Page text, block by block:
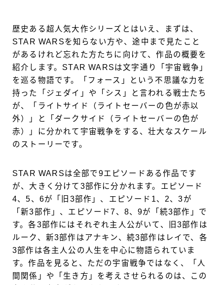
歴史ある超人気大作シリーズとはいえ、まずは、
STAR WARSを知らない方や、途中まで見たこと
があるけれど忘れた方たちに向けて、作品の概要を
紹介します。STAR WARSは文字通り「宇宙戦争」
を巡る物語です。「フォース」という不思議な力を
持った「ジェダイ」や「シス」と言われる戦士たち
が、「ライトサイド（ライトセーバーの色が赤以
外）」と「ダークサイド（ライトセーバーの色が
赤）」に分かれて宇宙戦争をする、壮大なスケール
のストーリーです。
STAR WARSは全部で9エピソードある作品です
が、大きく分けて3部作に分かれます。エピソード
4、5、6が「旧3部作」、エピソード1、2、3が
「新3部作」、エピソード7、8、9が「続3部作」で
す。各3部作にはそれぞれ主人公がいて、旧3部作は
ルーク、新3部作はアナキン、続3部作はレイで、各
3部作は各主人公の人生を中心に物語られていま
す。作品を見ると、ただの宇宙戦争ではなく、「人
間関係」や「生き方」を考えさせられるのは、この